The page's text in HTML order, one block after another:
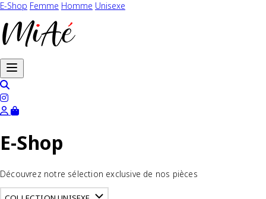
E-Shop Femme Homme Unisexe
Ouvrir le menu
E-Shop
Découvrez notre sélection exclusive de nos pièces